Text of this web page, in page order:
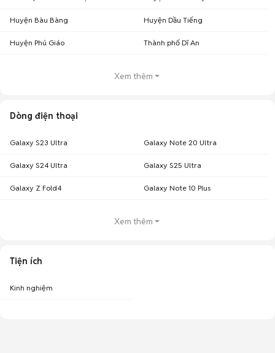
Huyện Bàu Bàng Huyện Dầu Tiếng
Huyện Phú Giáo Thành phố Dĩ An
Xem thêm
Dòng điện thoại
Galaxy S23 Ultra Galaxy Note 20 Ultra
Galaxy S24 Ultra Galaxy S25 Ultra
Galaxy Z Fold4 Galaxy Note 10 Plus
Xem thêm
Tiện ích
Kinh nghiệm